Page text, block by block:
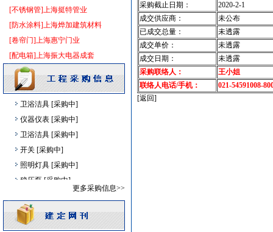
[不锈钢管]上海挺特管业
[防水涂料]上海烨加建筑材料
[卷帘门]上海惠宁门业
[配电箱]上海振大电器成套
光源灯具 [采购中]
铝扣版 [采购中]
玻璃幕墙 [采购中]
二头隔栅射灯 [采购中]
外墙装饰
消防设施
[采购中]
卫浴洁具 [采购中]
仪器仪表 [采购中]
卫浴洁具 [采购中]
开关 [采购中]
照明灯具 [采购中]
稳压泵 [采购中]
[采购中]
高级地砖
油漆涂料 [采购中]
更多采购信息>>
采购截止日期：
2020-2-1
成交供应商：
未公布
已成交总量：
未透露
成交单价：
未透露
成交日期：
未透露
采购联络人：
王小姐
联络人电话/手机：
021-54591008-
[返回]